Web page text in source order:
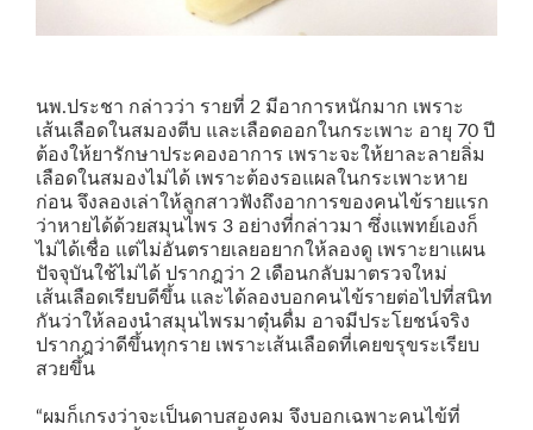
นพ.ประชา กล่าวว่า รายที่ 2 มีอาการหนักมาก เพราะ
เส้นเลือดในสมองตีบ และเลือดออกในกระเพาะ อายุ 70 ปี
ต้องให้ยารักษาประคองอาการ เพราะจะให้ยาละลายลิ่ม
เลือดในสมองไม่ได้ เพราะต้องรอแผลในกระเพาะหาย
ก่อน จึงลองเล่าให้ลูกสาวฟังถึงอาการของคนไข้รายแรก
ว่าหายได้ด้วยสมุนไพร 3 อย่างที่กล่าวมา ซึ่งแพทย์เองก็
ไม่ได้เชื่อ แต่ไม่อันตรายเลยอยากให้ลองดู เพราะยาแผน
ปัจจุบันใช้ไม่ได้ ปรากฎว่า 2 เดือนกลับมาตรวจใหม่
เส้นเลือดเรียบดีขึ้น และได้ลองบอกคนไข้รายต่อไปที่สนิท
กันว่าให้ลองนำสมุนไพรมาตุ๋นดื่ม อาจมีประโยชน์จริง
ปรากฎว่าดีขึ้นทุกราย เพราะเส้นเลือดที่เคยขรุขระเรียบ
สวยขึ้น
“ผมก็เกรงว่าจะเป็นดาบสองคม จึงบอกเฉพาะคนไข้ที่